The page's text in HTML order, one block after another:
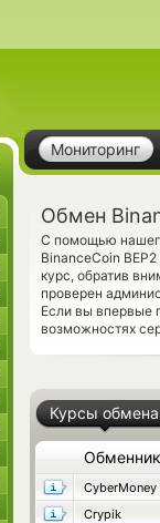
Мониторинг
Обмен
С помощью
BinanceCoin
курс, обратив
проверен
Если вы впервые
возможностях
Курсы обмена
Обменник
CyberMoney
Crypik